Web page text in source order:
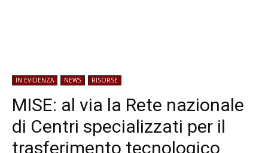
IN EVIDENZA NEWS RISORSE
MISE: al via la Rete nazionale
di Centri specializzati per il
trasferimento tecnologico